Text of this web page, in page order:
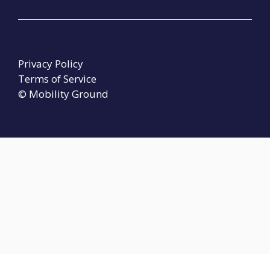
© Mobility Ground
Privacy Policy
Terms of Service